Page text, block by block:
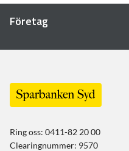
Företag
Ring oss: 0411-82 20 00
Clearingnummer: 9570